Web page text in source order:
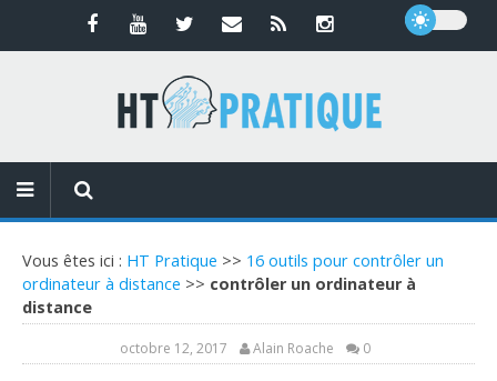
Vous êtes ici : HT Pratique >> 16 outils pour contrôler un
ordinateur à distance >> contrôler un ordinateur à
distance
octobre 12, 2017 Alain Roache 0